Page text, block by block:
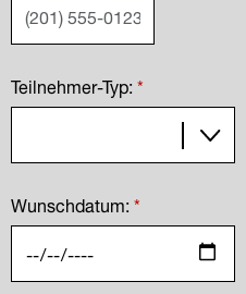
*
Teilnehmer-Typ:
*
Wunschdatum: